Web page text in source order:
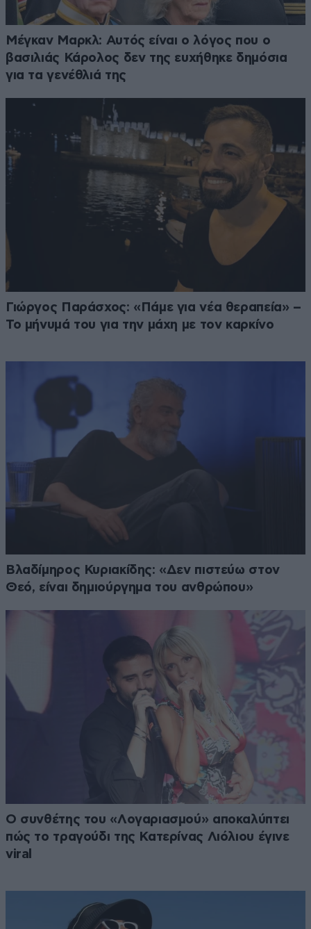
Μέγκαν Μαρκλ: Αυτός είναι ο λόγος που ο
βασιλιάς Κάρολος δεν της ευχήθηκε δημόσια
για τα γενέθλιά της
Γιώργος Παράσχος: «Πάμε για νέα θεραπεία» –
Το μήνυμά του για την μάχη με τον καρκίνο
Βλαδίμηρος Κυριακίδης: «Δεν πιστεύω στον
Θεό, είναι δημιούργημα του ανθρώπου»
Ο συνθέτης του «Λογαριασμού» αποκαλύπτει
πώς το τραγούδι της Κατερίνας Λιόλιου έγινε
viral